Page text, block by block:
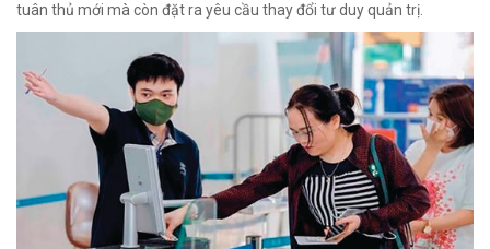
tuân thủ mới mà còn đặt ra yêu cầu thay đổi tư duy quản trị.